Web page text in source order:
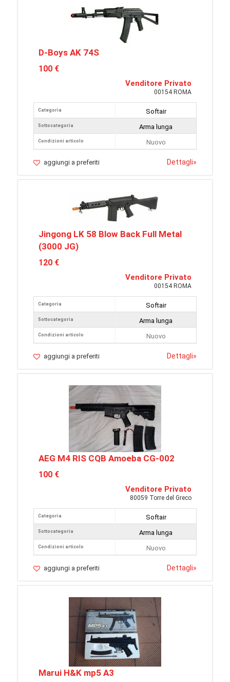
D-Boys AK 74S
100 €
Venditore Privato
00154 ROMA
Categoria
Sottocategoria
Condizioni articolo
Softair
Arma lunga
Nuovo
aggiungi a preferiti Dettagli»
Jingong LK 58 Blow Back Full Metal
(3000 JG)
120 €
Venditore Privato
00154 ROMA
Categoria
Sottocategoria
Condizioni articolo
Softair
Arma lunga
Nuovo
aggiungi a preferiti Dettagli»
AEG M4 RIS CQB Amoeba CG-002
100 €
Venditore Privato
80059 Torre del Greco
Categoria
Sottocategoria
Condizioni articolo
Softair
Arma lunga
Nuovo
aggiungi a preferiti Dettagli»
Marui H&K mp5 A3